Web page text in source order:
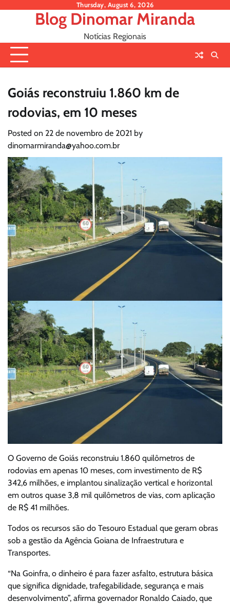
Thursday, August 6, 2026
Blog Dinomar Miranda
Notícias Regionais
Goiás reconstruiu 1.860 km de
rodovias, em 10 meses
Posted on 22 de novembro de 2021 by
dinomarmiranda@yahoo.com.br
O Governo de Goiás reconstruiu 1.860 quilômetros de
rodovias em apenas 10 meses, com investimento de R$
342,6 milhões, e implantou sinalização vertical e horizontal
em outros quase 3,8 mil quilômetros de vias, com aplicação
de R$ 41 milhões.
Todos os recursos são do Tesouro Estadual que geram obras
sob a gestão da Agência Goiana de Infraestrutura e
Transportes.
“Na Goinfra, o dinheiro é para fazer asfalto, estrutura básica
que significa dignidade, trafegabilidade, segurança e mais
desenvolvimento”, afirma governador Ronaldo Caiado, que